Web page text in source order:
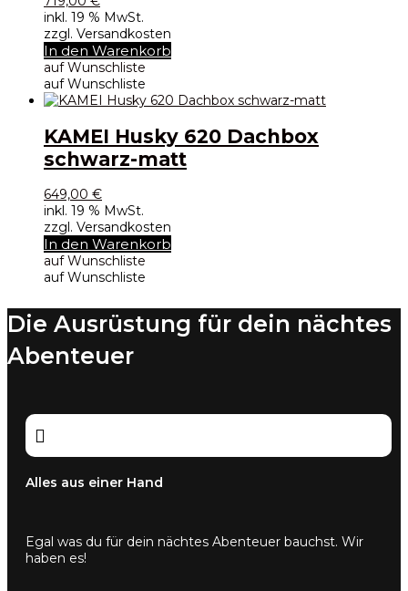
inkl. 19 % MwSt.
zzgl. Versandkosten
In den Warenkorb
auf Wunschliste
auf Wunschliste
KAMEI Husky 620 Dachbox
schwarz-matt
649,00 €
inkl. 19 % MwSt.
zzgl. Versandkosten
In den Warenkorb
auf Wunschliste
auf Wunschliste
Die Ausrüstung für dein nächtes
Abenteuer

Alles aus einer Hand
Egal was du für dein nächtes Abenteuer bauchst. Wir
haben es!